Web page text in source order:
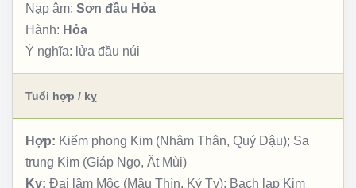
Nạp âm: Sơn đầu Hỏa
Hành: Hỏa
Ý nghĩa: lửa đầu núi
Tuổi hợp / kỵ
Hợp: Kiếm phong Kim (Nhâm Thân, Quý Dậu); Sa
trung Kim (Giáp Ngọ, Ất Mùi)
Kỵ: Đại lâm Mộc (Mậu Thìn, Kỷ Tỵ); Bạch lạp Kim